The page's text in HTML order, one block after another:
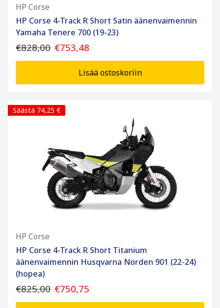
HP Corse
HP Corse 4-Track R Short Satin äänenvaimennin
Yamaha Tenere 700 (19-23)
€828,00 €753,48
Lisää ostoskoriin
Säästä 74,25 €
HP Corse
HP Corse 4-Track R Short Titanium
äänenvaimennin Husqvarna Norden 901 (22-24)
(hopea)
€825,00 €750,75